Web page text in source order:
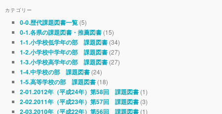
カテゴリー
0-0.歴代課題図書一覧(5)
0-1.各県の課題図書・推薦図書(15)
1-1.小学校低学年の部 課題図書(34)
1-2.小学校中学年の部 課題図書(27)
1-3.小学校高学年の部 課題図書(27)
1-4.中学校の部 課題図書(24)
1-5.高等学校の部 課題図書(18)
2-01.2012年（平成24年）第58回 課題図書(1)
2-02.2011年（平成23年）第57回 課題図書(3)
2-03.2010年（平成22年）第56回 課題図書(1)